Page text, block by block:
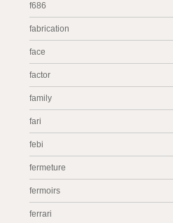
f686
fabrication
face
factor
family
fari
febi
fermeture
fermoirs
ferrari